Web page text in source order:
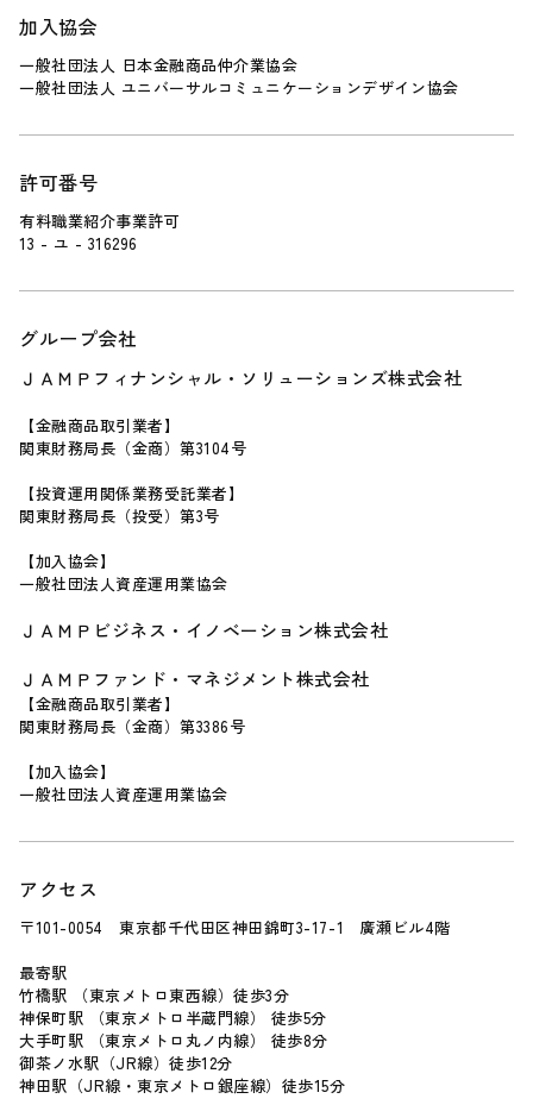
加入協会
一般社団法人 日本金融商品仲介業協会
一般社団法人 ユニバーサルコミュニケーションデザイン協会
許可番号
有料職業紹介事業許可
13 - ユ - 316296
グループ会社
ＪＡＭＰフィナンシャル・ソリューションズ株式会社
【金融商品取引業者】
関東財務局長（金商）第3104号
【投資運用関係業務受託業者】
関東財務局長（投受）第3号
【加入協会】
一般社団法人資産運用業協会
ＪＡＭＰビジネス・イノベーション株式会社
ＪＡＭＰファンド・マネジメント株式会社
【金融商品取引業者】
関東財務局長（金商）第3386号
【加入協会】
一般社団法人資産運用業協会
アクセス
〒101-0054 東京都千代田区神田錦町3-17-1 廣瀬ビル4階
最寄駅
竹橋駅 （東京メトロ東西線）徒歩3分
神保町駅 （東京メトロ半蔵門線） 徒歩5分
大手町駅 （東京メトロ丸ノ内線） 徒歩8分
御茶ノ水駅（JR線）徒歩12分
神田駅（JR線・東京メトロ銀座線）徒歩15分